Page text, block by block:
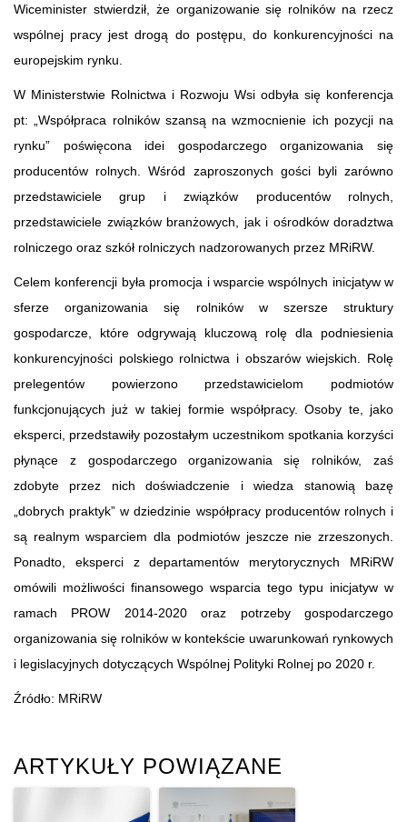
Wiceminister stwierdził, że organizowanie się rolników na rzecz
wspólnej pracy jest drogą do postępu, do konkurencyjności na
europejskim rynku.
W Ministerstwie Rolnictwa i Rozwoju Wsi odbyła się konferencja
pt: „Współpraca rolników szansą na wzmocnienie ich pozycji na
rynku” poświęcona idei gospodarczego organizowania się
producentów rolnych. Wśród zaproszonych gości byli zarówno
przedstawiciele grup i związków producentów rolnych,
przedstawiciele związków branżowych, jak i ośrodków doradztwa
rolniczego oraz szkół rolniczych nadzorowanych przez MRiRW.
Celem konferencji była promocja i wsparcie wspólnych inicjatyw w
sferze organizowania się rolników w szersze struktury
gospodarcze, które odgrywają kluczową rolę dla podniesienia
konkurencyjności polskiego rolnictwa i obszarów wiejskich. Rolę
prelegentów powierzono przedstawicielom podmiotów
funkcjonujących już w takiej formie współpracy. Osoby te, jako
eksperci, przedstawiły pozostałym uczestnikom spotkania korzyści
płynące z gospodarczego organizowania się rolników, zaś
zdobyte przez nich doświadczenie i wiedza stanowią bazę
„dobrych praktyk” w dziedzinie współpracy producentów rolnych i
są realnym wsparciem dla podmiotów jeszcze nie zrzeszonych.
Ponadto, eksperci z departamentów merytorycznych MRiRW
omówili możliwości finansowego wsparcia tego typu inicjatyw w
ramach PROW 2014-2020 oraz potrzeby gospodarczego
organizowania się rolników w kontekście uwarunkowań rynkowych
i legislacyjnych dotyczących Wspólnej Polityki Rolnej po 2020 r.
Źródło: MRiRW
ARTYKUŁY POWIĄZANE